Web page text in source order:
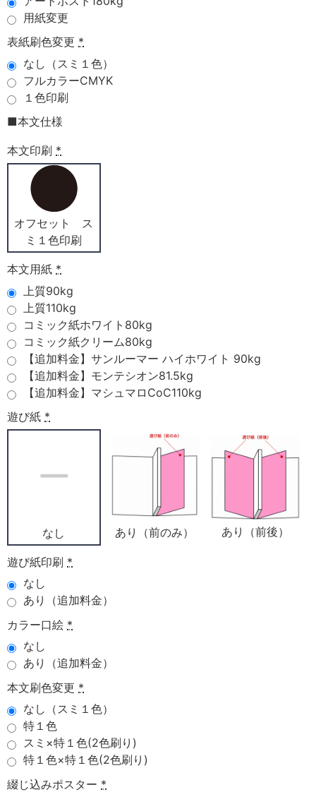
用紙変更
表紙刷色変更 *
なし（スミ１色）
フルカラーCMYK
１色印刷
■本文仕様
本文印刷 *
オフセット ス
ミ１色印刷
本文用紙 *
上質90kg
上質110kg
コミック紙ホワイト80kg
コミック紙クリーム80kg
【追加料金】サンルーマー ハイホワイト 90kg
【追加料金】モンテシオン81.5kg
【追加料金】マシュマロCoC110kg
遊び紙 *
なし あり（前のみ） あり（前後）
遊び紙印刷 *
なし
あり（追加料金）
カラー口絵 *
なし
あり（追加料金）
本文刷色変更 *
なし（スミ１色）
特１色
スミ×特１色(2色刷り)
特１色×特１色(2色刷り)
綴じ込みポスター *